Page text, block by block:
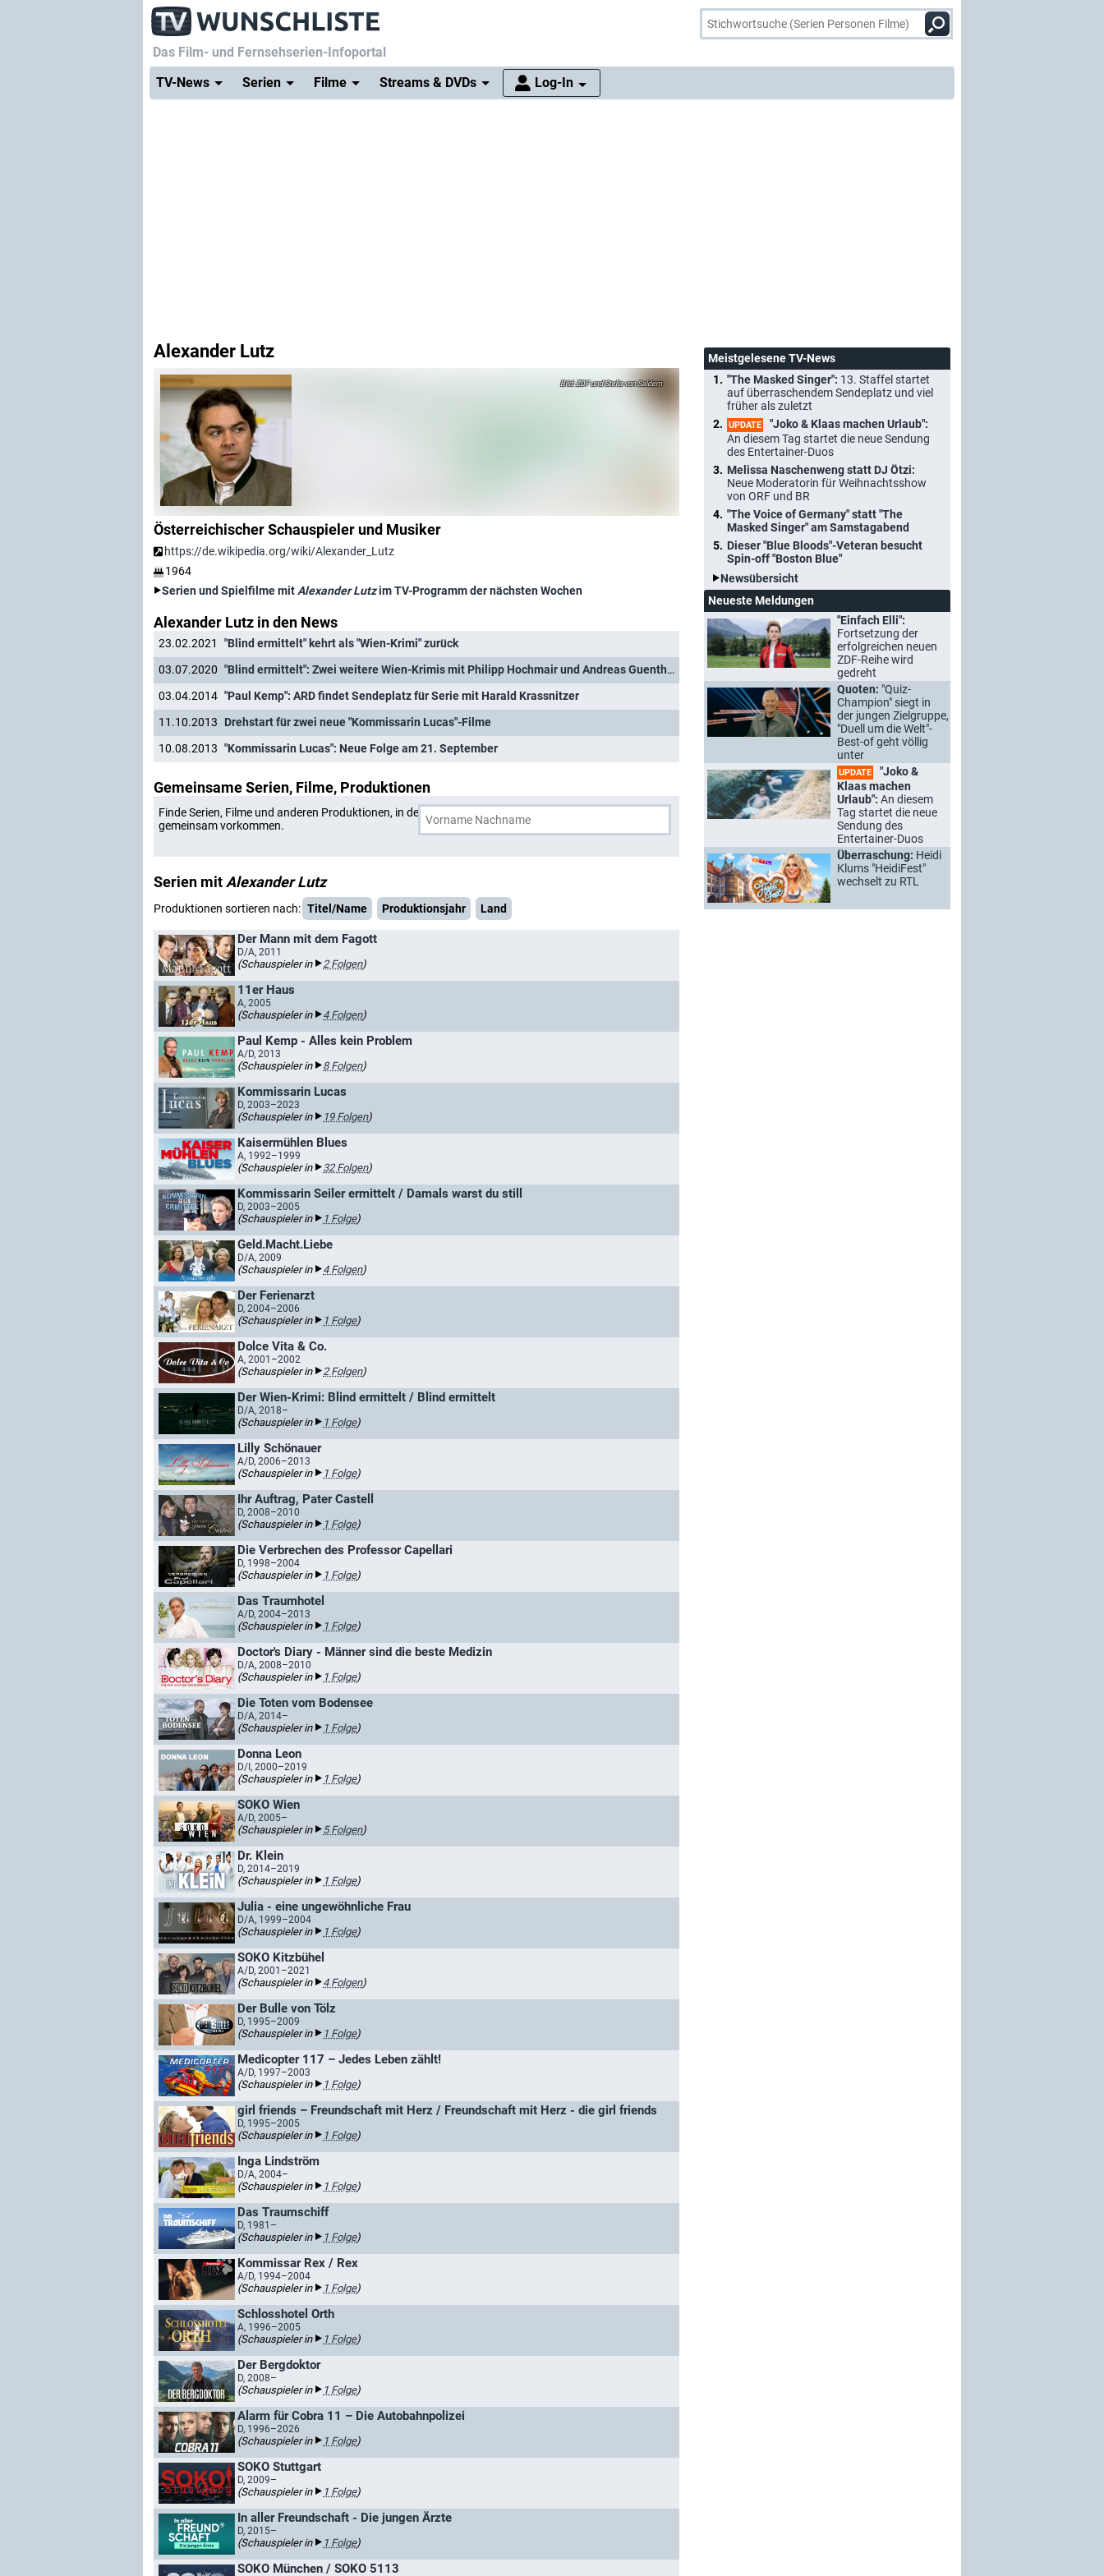
Das Film- und Fernsehserien-Infoportal
TV-News
Serien Filme Streams & DVDs Log-In
Alexander Lutz
ZDF und Stella von Saldern
Österreichischer Schauspieler und Musiker
https://de.wikipedia.org/wiki/Alexander_Lutz
1964
Serien und Spielfilme mit Alexander Lutzim TV-Programm der nächsten Wochen
Alexander Lutz in den News
23.02.2021
"Blind ermittelt" kehrt als "Wien-Krimi" zurück
03.07.2020
"Blind ermittelt": Zwei weitere Wien-Krimis mit Philipp Hochmair und Andreas Guenther
03.04.2014 "Paul Kemp": ARD findet Sendeplatz für Serie mit Harald Krassnitzer
11.10.2013
Drehstart für zwei neue "Kommissarin Lucas"-Filme
10.08.2013 "Kommissarin Lucas": Neue Folge am 21. September
Gemeinsame Serien, Filme, Produktionen
Finde Serien, Filme und anderen Produktionen, in denen Alexander Lutz
gemeinsam vorkommen.
Serien mit Alexander Lutz
Produktionen sortieren nach: Titel/Name Produktionsjahr Land
Der Mann mit dem Fagott
D/A, 2011
(Schauspieler in 2 Folgen)
11er Haus
A, 2005
(Schauspieler in 4 Folgen)
Paul Kemp - Alles kein Problem
A/D, 2013
(Schauspieler in 8 Folgen)
Kommissarin Lucas
D, 2003–2023
(Schauspieler in 19 Folgen)
Kaisermühlen Blues
A, 1992–1999
(Schauspieler in 32 Folgen)
Kommissarin Seiler ermittelt / Damals warst du still
D, 2003–2005
(Schauspieler in 1 Folge)
Geld.Macht.Liebe
D/A, 2009
(Schauspieler in 4 Folgen)
Der Ferienarzt
D, 2004–2006
(Schauspieler in 1 Folge)
Dolce Vita & Co.
A, 2001–2002
(Schauspieler in 2 Folgen)
Der Wien-Krimi: Blind ermittelt / Blind ermittelt
D/A, 2018–
(Schauspieler in 1 Folge)
Lilly Schönauer
A/D, 2006–2013
(Schauspieler in 1 Folge)
Ihr Auftrag, Pater Castell
D, 2008–2010
(Schauspieler in 1 Folge)
Die Verbrechen des Professor Capellari
D, 1998–2004
(Schauspieler in 1 Folge)
Das Traumhotel
A/D, 2004–2013
(Schauspieler in 1 Folge)
Doctor's Diary - Männer sind die beste Medizin
D/A, 2008–2010
(Schauspieler in 1 Folge)
Die Toten vom Bodensee
D/A, 2014–
(Schauspieler in 1 Folge)
Donna Leon
D/I, 2000–2019
(Schauspieler in 1 Folge)
SOKO Wien
A/D, 2005–
(Schauspieler in 5 Folgen)
Dr. Klein
D, 2014–2019
(Schauspieler in 1 Folge)
Julia - eine ungewöhnliche Frau
D/A, 1999–2004
(Schauspieler in 1 Folge)
SOKO Kitzbühel
A/D, 2001–2021
(Schauspieler in 4 Folgen)
Der Bulle von Tölz
D, 1995–2009
(Schauspieler in 1 Folge)
Medicopter 117 – Jedes Leben zählt!
A/D, 1997–2003
(Schauspieler in 1 Folge)
girl friends – Freundschaft mit Herz / Freundschaft mit Herz - die girl friends
D, 1995–2005
(Schauspieler in 1 Folge)
Inga Lindström
D/A, 2004–
(Schauspieler in 1 Folge)
Das Traumschiff
D, 1981–
(Schauspieler in 1 Folge)
Kommissar Rex / Rex
A/D, 1994–2004
(Schauspieler in 1 Folge)
Schlosshotel Orth
A, 1996–2005
(Schauspieler in 1 Folge)
Der Bergdoktor
D, 2008–
(Schauspieler in 1 Folge)
Alarm für Cobra 11 – Die Autobahnpolizei
D, 1996–2026
(Schauspieler in 1 Folge)
SOKO Stuttgart
D, 2009–
(Schauspieler in 1 Folge)
In aller Freundschaft - Die jungen Ärzte
D, 2015–
(Schauspieler in 1 Folge)
SOKO München / SOKO 5113
Meistgelesene TV-News
"The Masked Singer": 13. Staffel startet
auf überraschendem Sendeplatz und viel
früher als zuletzt
UPDATE
"Joko & Klaas machen Urlaub":
An diesem Tag startet die neue Sendung
des Entertainer-Duos
Melissa Naschenweng statt DJ Ötzi:
Neue Moderatorin für Weihnachtsshow
von ORF und BR
"The Voice of Germany" statt "The
Masked Singer" am Samstagabend
Dieser "Blue Bloods"-Veteran besucht
Spin-off "Boston Blue"
Newsübersicht
Neueste Meldungen
"Einfach Elli":
Fortsetzung der
erfolgreichen neuen
ZDF-Reihe wird
gedreht
Quoten: "Quiz-
Champion" siegt in
der jungen Zielgruppe,
"Duell um die Welt"-
Best-of geht völlig
unter
UPDATE
"Joko &
Klaas machen
Urlaub": An diesem
Tag startet die neue
Sendung des
Entertainer-Duos
Überraschung: Heidi
Klums "HeidiFest"
wechselt zu RTL